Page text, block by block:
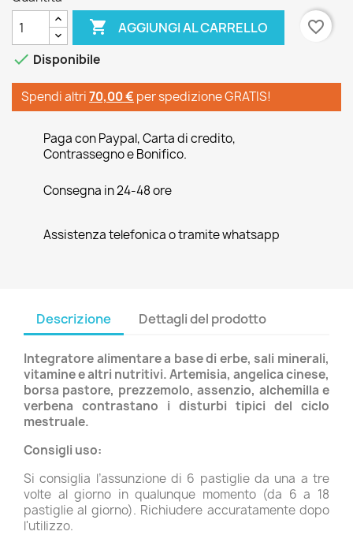
 AGGIUNGI AL CARRELLO
favorite_border
 Disponibile
Spendi altri70,00 € per spedizione GRATIS!
Paga con Paypal, Carta di credito,
Contrassegno e Bonifico.
Consegna in 24-48 ore
Assistenza telefonica o tramite whatsapp
Descrizione Dettagli del prodotto
Integratore alimentare a base di erbe, sali minerali,
vitamine e altri nutritivi. Artemisia, angelica cinese,
borsa pastore, prezzemolo, assenzio, alchemilla e
verbena contrastano i disturbi tipici del ciclo
mestruale.
Consigli uso:
Si consiglia l’assunzione di 6 pastiglie da una a tre
volte al giorno in qualunque momento (da 6 a 18
pastiglie al giorno). Richiudere accuratamente dopo
l'utilizzo.